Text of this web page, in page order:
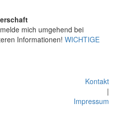
mich umgehend bei
Informationen! WICHTIGE
Kontakt
|
Impressum